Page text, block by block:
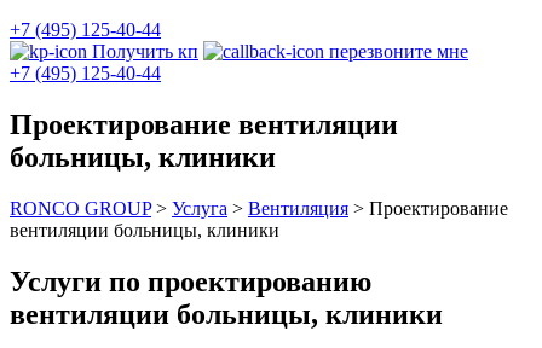
+7 (495) 125-40-44
Получить кп
перезвоните мне
+7 (495) 125-40-44
Проектирование вентиляции
больницы, клиники
RONCO GROUP> Услуга > Вентиляция > Проектирование
вентиляции больницы, клиники
Услуги по проектированию
вентиляции больницы, клиники